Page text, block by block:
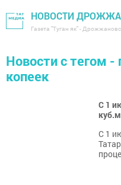
НОВОСТИ
Газета "Туган як" -
Новости с тегом -
копеек
С 1
куб.м
С 1